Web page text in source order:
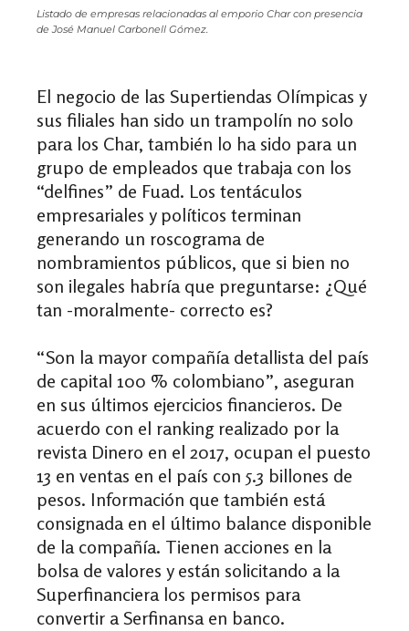
Listado de empresas relacionadas al emporio Char con presencia
de José Manuel Carbonell Gómez.
El negocio de las Supertiendas Olímpicas y
sus filiales han sido un trampolín no solo
para los Char, también lo ha sido para un
grupo de empleados que trabaja con los
“delfines” de Fuad. Los tentáculos
empresariales y políticos terminan
generando un roscograma de
nombramientos públicos, que si bien no
son ilegales habría que preguntarse: ¿Qué
tan -moralmente- correcto es?
“Son la mayor compañía detallista del país
de capital 100 % colombiano”, aseguran
en sus últimos ejercicios financieros. De
acuerdo con el ranking realizado por la
revista Dinero en el 2017, ocupan el puesto
13 en ventas en el país con 5.3 billones de
pesos. Información que también está
consignada en el último balance disponible
de la compañía. Tienen acciones en la
bolsa de valores y están solicitando a la
Superfinanciera los permisos para
convertir a Serfinansa en banco.